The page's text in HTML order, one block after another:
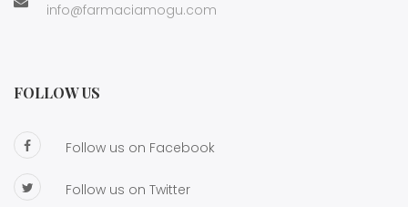
info@farmaciamogu.com
FOLLOW US
Follow us on Facebook
Follow us on Twitter